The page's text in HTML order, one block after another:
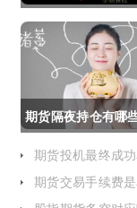
什么建议个人做期
期货隔夜持仓有哪
隔夜持仓有哪些风
期货投机最终成
期货交易手续费
是双边收费)